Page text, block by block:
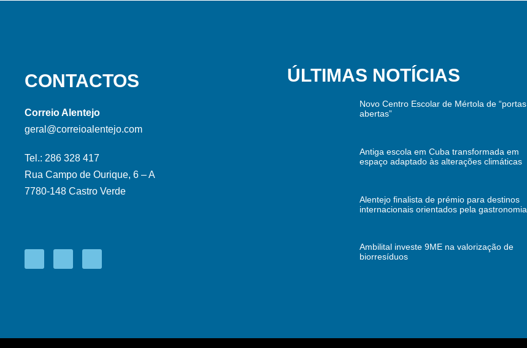
CONTACTOS
Correio Alentejo
geral@correioalentejo.com
Tel.: 286 328 417
Rua Campo de Ourique, 6 – A
7780-148 Castro Verde
ÚLTIMAS NOTÍCIAS
Novo Centro Escolar de Mértola de “portas
abertas”
Antiga escola em Cuba transformada em
espaço adaptado às alterações climáticas
Alentejo finalista de prémio para destinos
internacionais orientados pela gastronomia
Ambilital investe 9ME na valorização de
biorresíduos